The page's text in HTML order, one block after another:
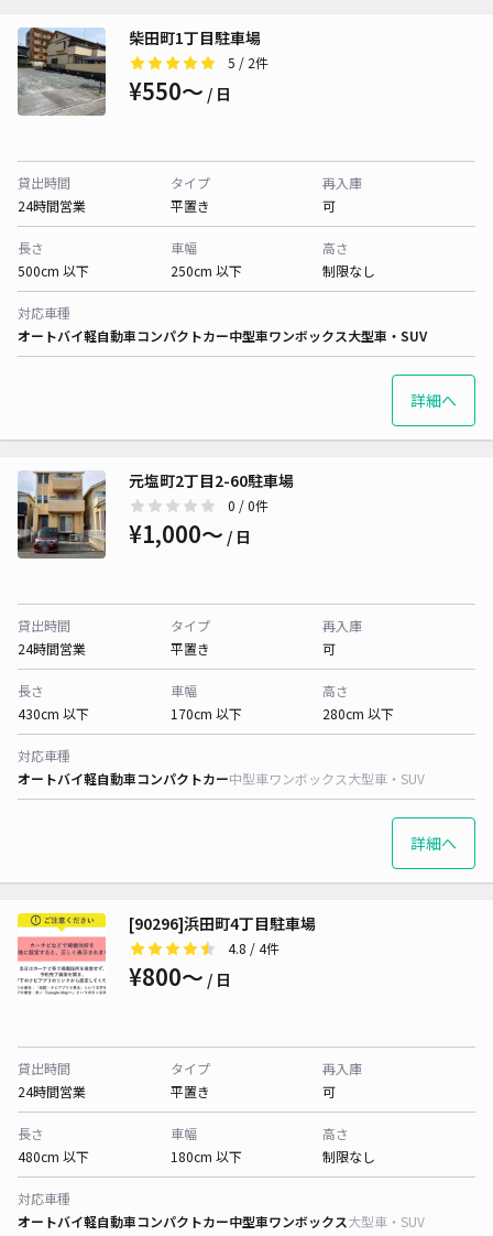
柴田町1丁目駐車場
5 / 2件
¥550〜 / 日
貸出時間
24時間営業
タイプ
平置き
再入庫
可
長さ
500cm 以下
車幅
250cm 以下
高さ
制限なし
対応車種
オートバイ軽自動車コンパクトカー中型車ワンボックス大型車・SUV
詳細へ
元塩町2丁目2-60駐車場
0 / 0件
¥1,000〜 / 日
貸出時間
24時間営業
タイプ
平置き
再入庫
可
長さ
430cm 以下
車幅
170cm 以下
高さ
280cm 以下
対応車種
オートバイ軽自動車コンパクトカー中型車ワンボックス大型車・SUV
詳細へ
[90296]浜田町4丁目駐車場
4.8 / 4件
¥800〜 / 日
貸出時間
24時間営業
タイプ
平置き
再入庫
可
長さ
480cm 以下
車幅
180cm 以下
高さ
制限なし
対応車種
オートバイ軽自動車コンパクトカー中型車ワンボックス大型車・SUV